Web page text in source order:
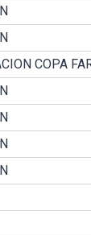
COPA